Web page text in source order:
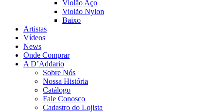
Violão Aço
Violão Nylon
Baixo
Artistas
Vídeos
News
Onde Comprar
A D’Addario
Sobre Nós
Nossa História
Catálogo
Fale Conosco
Cadastro do Lojista